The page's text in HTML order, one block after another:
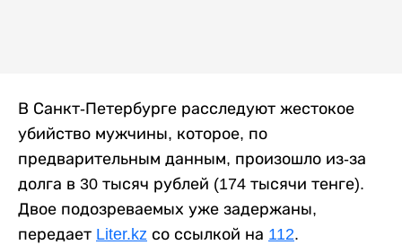
В Санкт-Петербурге расследуют жестокое
убийство мужчины, которое, по
предварительным данным, произошло из-за
долга в 30 тысяч рублей (174 тысячи тенге).
Двое подозреваемых уже задержаны,
передает Liter.kz со ссылкой на 112.